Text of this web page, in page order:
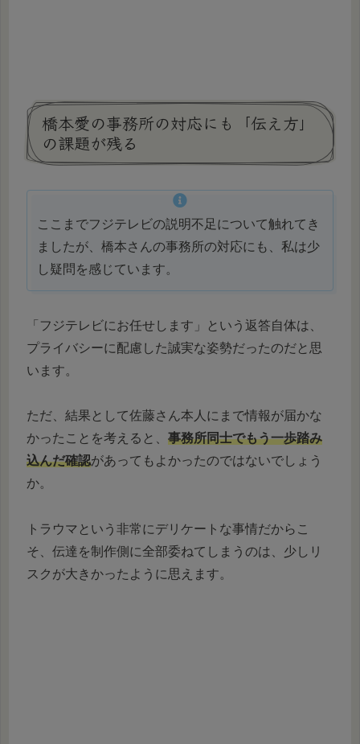
橋本愛の事務所の対応にも「伝え方」
の課題が残る
ここまでフジテレビの説明不足について触れてき
ましたが、橋本さんの事務所の対応にも、私は少
し疑問を感じています。
「フジテレビにお任せします」という返答自体は、
プライバシーに配慮した誠実な姿勢だったのだと思
います。
ただ、結果として佐藤さん本人にまで情報が届かな
かったことを考えると、 事務所同士でもう一歩踏み
込んだ確認があってもよかったのではないでしょう
か。
トラウマという非常にデリケートな事情だからこ
そ、伝達を制作側に全部委ねてしまうのは、少しリ
スクが大きかったように思えます。